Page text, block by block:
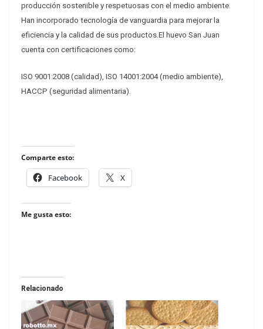
producción sostenible y respetuosas con el medio ambiente.
Han incorporado tecnología de vanguardia para mejorar la
eficiencia y la calidad de sus productos.El huevo San Juan
cuenta con certificaciones como:
ISO 9001:2008 (calidad), ISO 14001:2004 (medio ambiente),
HACCP (seguridad alimentaria).
Comparte esto:
Facebook X
Me gusta esto:
Relacionado